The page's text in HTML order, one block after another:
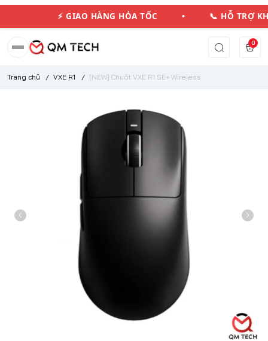
⚡ GIAO HÀNG HỎA TỐC • 📞 HỖ
0
Trang chủ / VXE R1 / [NEW] Chuột VXE R1 SE+ Wireless